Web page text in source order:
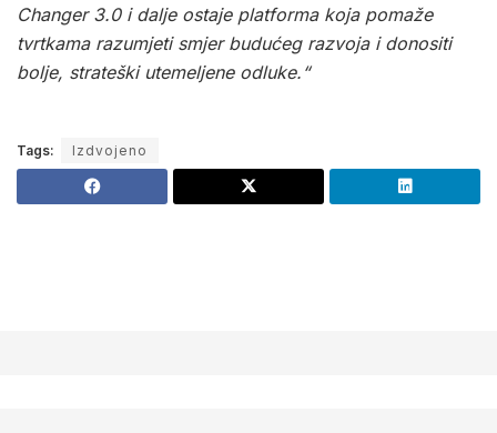
Changer 3.0 i dalje ostaje platforma koja pomaže
tvrtkama razumjeti smjer budućeg razvoja i donositi
bolje, strateški utemeljene odluke.“
Tags: Izdvojeno